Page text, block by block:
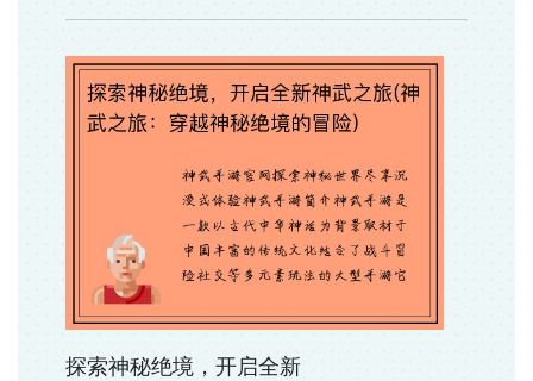
探索神秘绝境，开启全新